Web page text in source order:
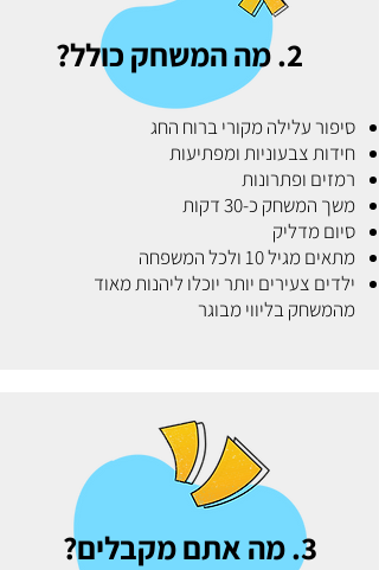
2. מה המשחק כולל?
סיפור עלילה מקורי ברוח החג
חידות צבעוניות ומפתיעות
רמזים ופתרונות
משך המשחק כ-30 דקות
סיום מדליק
מתאים מגיל 10 ולכל המשפחה
ילדים צעירים יותר יוכלו ליהנות מאוד
מהמשחק בליווי מבוגר
3. מה אתם מקבלים?